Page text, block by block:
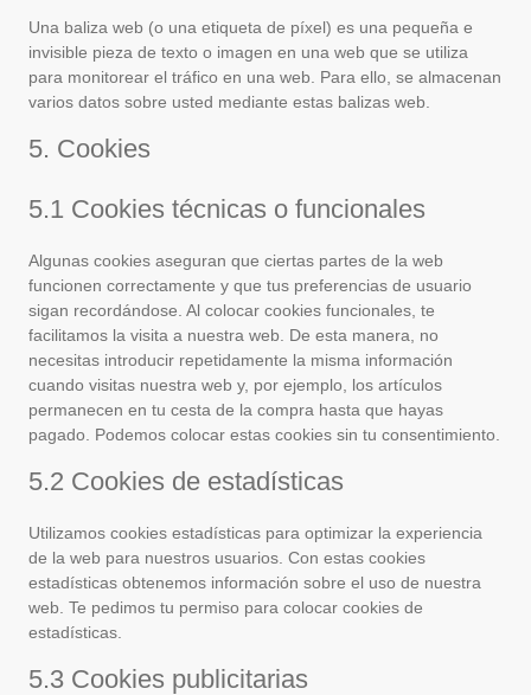
Una baliza web (o una etiqueta de píxel) es una pequeña e
invisible pieza de texto o imagen en una web que se utiliza
para monitorear el tráfico en una web. Para ello, se almacenan
varios datos sobre usted mediante estas balizas web.
5. Cookies
5.1 Cookies técnicas o funcionales
Algunas cookies aseguran que ciertas partes de la web
funcionen correctamente y que tus preferencias de usuario
sigan recordándose. Al colocar cookies funcionales, te
facilitamos la visita a nuestra web. De esta manera, no
necesitas introducir repetidamente la misma información
cuando visitas nuestra web y, por ejemplo, los artículos
permanecen en tu cesta de la compra hasta que hayas
pagado. Podemos colocar estas cookies sin tu consentimiento.
5.2 Cookies de estadísticas
Utilizamos cookies estadísticas para optimizar la experiencia
de la web para nuestros usuarios. Con estas cookies
estadísticas obtenemos información sobre el uso de nuestra
web. Te pedimos tu permiso para colocar cookies de
estadísticas.
5.3 Cookies publicitarias